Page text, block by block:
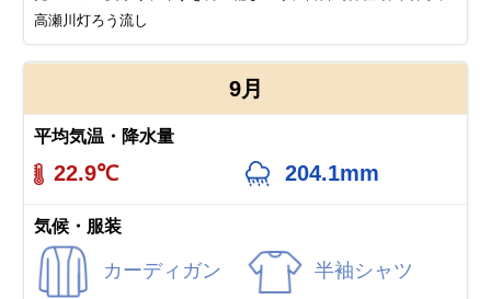
高瀬川灯ろう流し
9月
平均気温・降水量
22.9℃ 204.1mm
気候・服装
カーディガン 半袖シャツ